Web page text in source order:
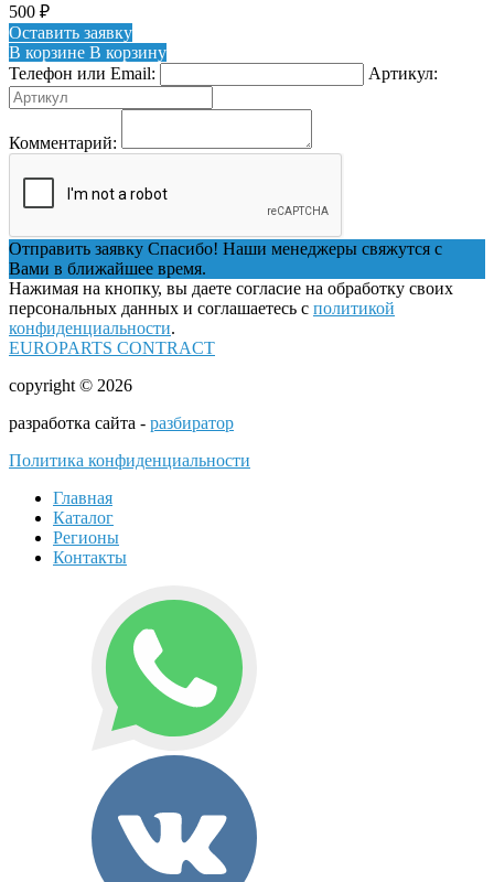
500 ₽
Оставить заявку
В корзине В корзину
Телефон или Email:
Артикул:
Комментарий:
Отправить заявку Спасибо! Наши менеджеры свяжутся с
Вами в ближайшее время.
Нажимая на кнопку, вы даете согласие на обработку своих
персональных данных и соглашаетесь с политикой
конфиденциальности.
EUROPARTS CONTRACT
copyright © 2026
разработка сайта - разбиратор
Политика конфиденциальности
Главная
Каталог
Регионы
Контакты